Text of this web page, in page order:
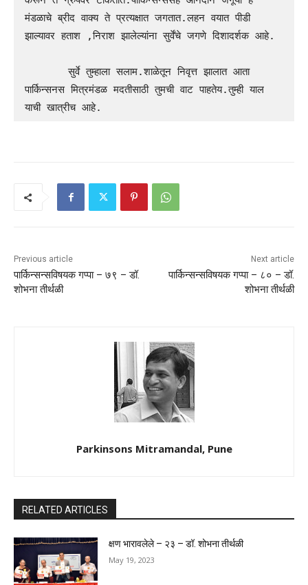
मंडळाचे ब्रीद वाक्य ते प्रत्यक्षात जगतात.लहन वयात पीडी
झाल्यावर हताश ,निराश झालेल्यांना सुर्वेंचे जगणे दिशादर्शक आहे.
       सुर्वे तुम्हाला सलाम.शाळेतून निवृत्त झालात आता
पार्किन्सनस मित्रमंडळ मदतीसाठी तुमची वाट पाहतेय.तुम्ही याल
याची खात्रीच आहे.
Previous article
पार्किन्सन्सविषयक गप्पा – ७९ – डॉ.
शोभना तीर्थळी
Next article
पार्किन्सन्सविषयक गप्पा – ८० – डॉ.
शोभना तीर्थळी
Parkinsons Mitramandal, Pune
RELATED ARTICLES
क्षण भारावलेले – २३ – डॉ. शोभना तीर्थळी
May 19, 2023